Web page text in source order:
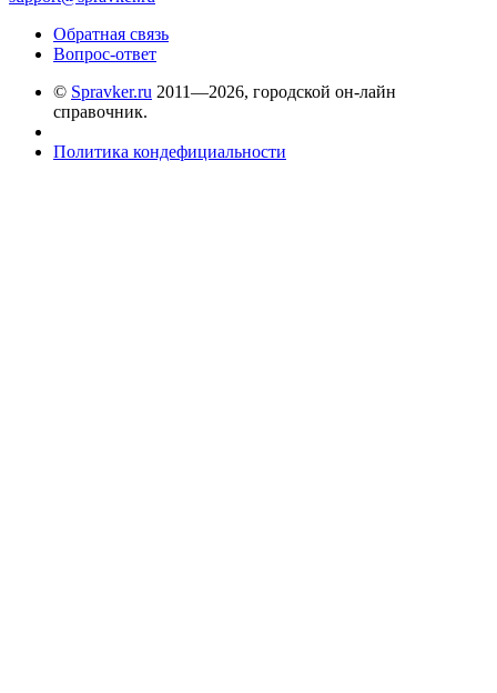
Обратная связь
Вопрос-ответ
© Spravker.ru 2011—2026, городской он-лайн
справочник.
Политика кондефициальности